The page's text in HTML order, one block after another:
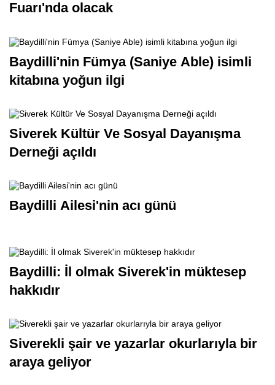
Fuarı'nda olacak
Baydilli'nin Fümya (Saniye Able) isimli
kitabına yoğun ilgi
Siverek Kültür Ve Sosyal Dayanışma
Derneği açıldı
Baydilli Ailesi'nin acı günü
Baydilli: İl olmak Siverek'in müktesep
hakkıdır
Siverekli şair ve yazarlar okurlarıyla bir
araya geliyor